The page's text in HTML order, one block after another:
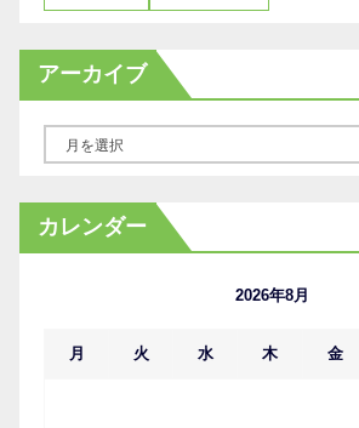
アーカイブ
カ
イ
カレンダー
2026年8月
月 火 水 木 金